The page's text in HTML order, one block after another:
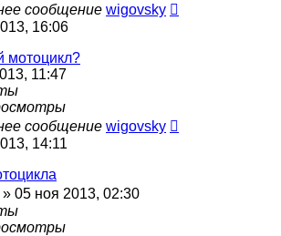
сообщение wigovsky
16:06
мотоцикл?
11:47
сообщение wigovsky
14:11
» 05 ноя 2013, 02:30